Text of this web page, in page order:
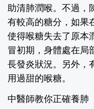
助清肺潤喉。不過，
有較高的糖分，如果
使得喉糖失去了原本
冒初期，身體處在局
長發炎狀況。另外，
用過甜的喉糖。
中醫師教你正確養